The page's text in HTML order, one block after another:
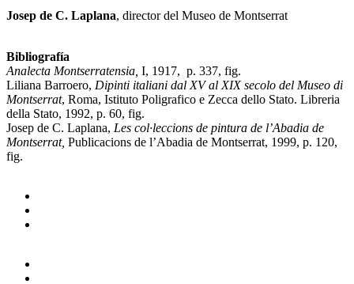
Josep de C. Laplana, director del Museo de Montserrat
Bibliografía
Analecta Montserratensia, I, 1917, p. 337, fig.
Liliana Barroero, Dipinti italiani dal XV al XIX secolo del Museo di
Montserrat, Roma, Istituto Poligrafico e Zecca dello Stato. Libreria
della Stato, 1992, p. 60, fig.
Josep de C. Laplana, Les col·leccions de pintura de l’Abadia de
Montserrat, Publicacions de l’Abadia de Montserrat, 1999, p. 120,
fig.